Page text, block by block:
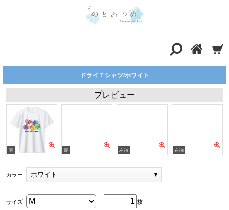
ドライＴシャツ/ホワイト
プレビュー
カラー ホワイト
枚
サイズ